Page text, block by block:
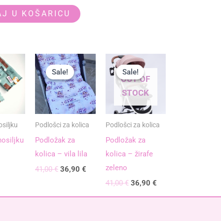
U KOŠARICU
Sale!
Sale!
Podlošci za kolica
Podložak za
kolica – vila lila
41,00€
Izvorna
cijena
bila
je:
41,00 €.
36,90 €
Trenutna
cijena
je:
36,90 €.
Sale!
OUT OF
STOCK
Sale!
Podlošci za kolica
Podložak za
kolica – žirafe
zeleno
41,00€
Izvorna
cijena
bila
41,00 €.
36,90 €